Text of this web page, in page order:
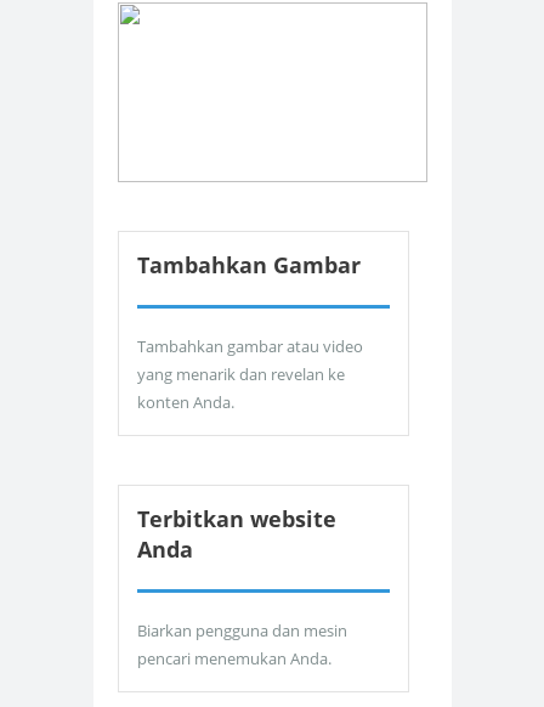
Tambahkan Gambar
Tambahkan gambar atau video
yang menarik dan revelan ke
konten Anda.
Terbitkan website
Anda
Biarkan pengguna dan mesin
pencari menemukan Anda.